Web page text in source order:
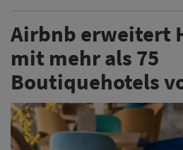
Airbnb erweitert
mit mehr als 75
Boutiquehotels